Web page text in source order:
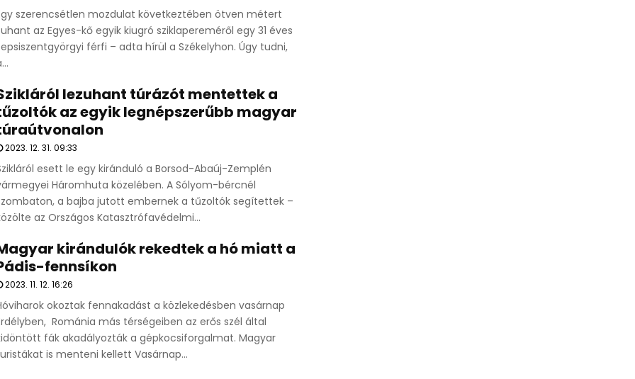
szerencsétlen mozdulat következtében ötven métert
az Egyes-kő egyik kiugró sziklapereméről egy 31 éves
férfi – adta hírül a Székelyhon. Úgy tudni,
lezuhant túrázót mentettek a
az egyik legnépszerűbb magyar
2023. 12. 31. 09:33
esett le egy kiránduló a Borsod-Abaúj-Zemplén
Háromhuta közelében. A Sólyom-bércnél
a bajba jutott embernek a tűzoltók segítettek –
az Országos Katasztrófavédelmi...
kirándulók rekedtek a hó miatt a
fennsíkon
2023. 11. 12. 16:26
okoztak fennakadást a közlekedésben vasárnap
Románia más térségeiben az erős szél által
fák akadályozták a gépkocsiforgalmat. Magyar
is menteni kellett Vasárnap...